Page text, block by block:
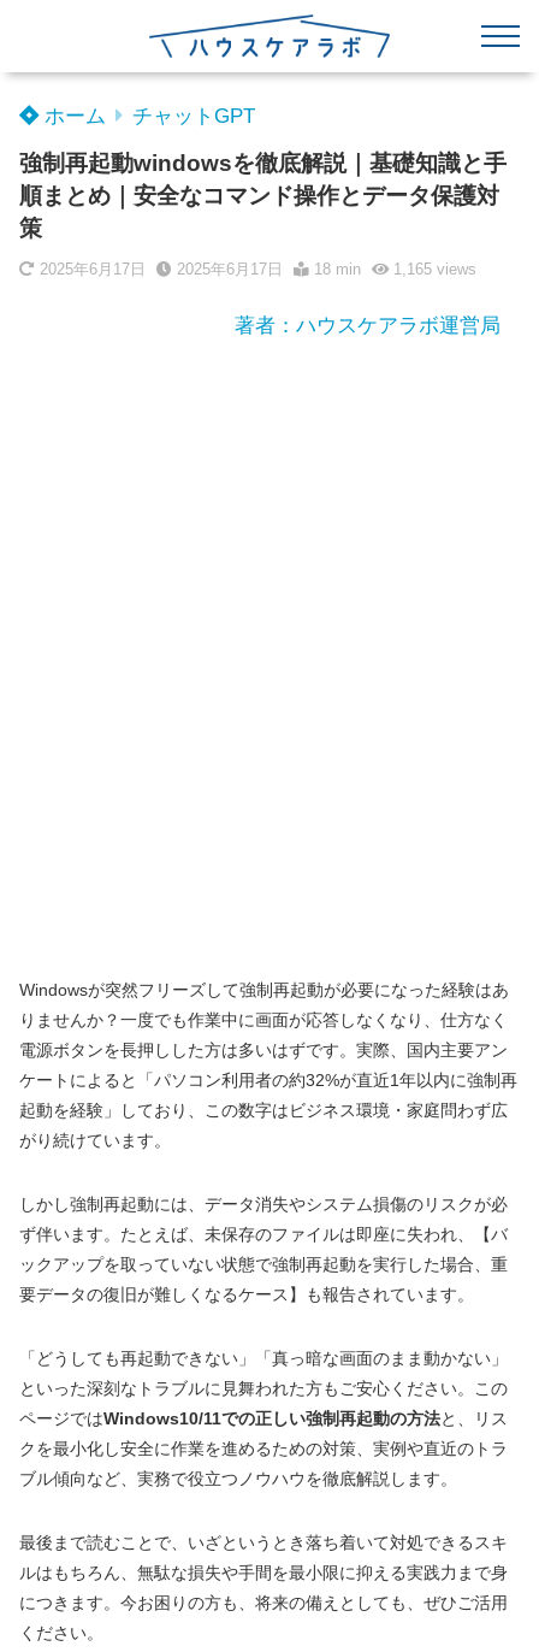
ホーム チャットGPT
強制再起動windowsを徹底解説｜基礎知識と手
順まとめ｜安全なコマンド操作とデータ保護対
策
2025年6月17日 2025年6月17日 18 min 1,165views
著者：ハウスケアラボ運営局
Windowsが突然フリーズして強制再起動が必要になった経験はあ
りませんか？一度でも作業中に画面が応答しなくなり、仕方なく
電源ボタンを長押しした方は多いはずです。実際、国内主要アン
ケートによると「パソコン利用者の約32%が直近1年以内に強制再
起動を経験」しており、この数字はビジネス環境・家庭問わず広
がり続けています。
しかし強制再起動には、データ消失やシステム損傷のリスクが必
ず伴います。たとえば、未保存のファイルは即座に失われ、【バ
ックアップを取っていない状態で強制再起動を実行した場合、重
要データの復旧が難しくなるケース】も報告されています。
「どうしても再起動できない」「真っ暗な画面のまま動かない」
といった深刻なトラブルに見舞われた方もご安心ください。この
ページではWindows10/11での正しい強制再起動の方法と、リス
クを最小化し安全に作業を進めるための対策、実例や直近のトラ
ブル傾向など、実務で役立つノウハウを徹底解説します。
最後まで読むことで、いざというとき落ち着いて対処できるスキ
ルはもちろん、無駄な損失や手間を最小限に抑える実践力まで身
につきます。今お困りの方も、将来の備えとしても、ぜひご活用
ください。